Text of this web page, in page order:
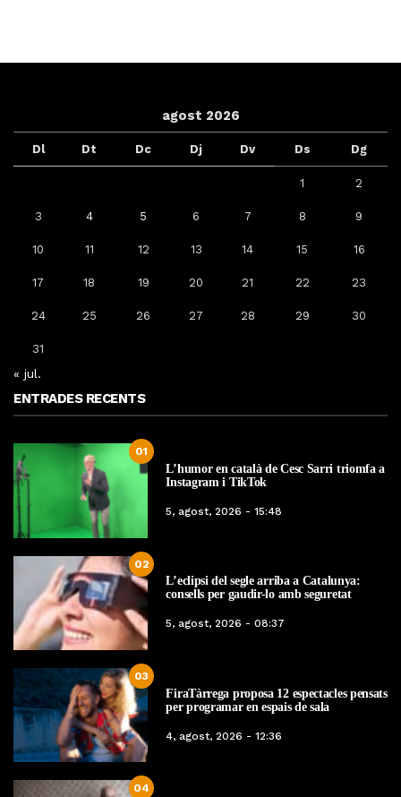
agost 2026
Dl Dt Dc Dj Dv Ds Dg
1 2
3 4 5 6 7 8 9
10 11 12 13 14 15 16
17 18 19 20 21 22 23
24 25 26 27 28 29 30
31
« jul.
ENTRADES RECENTS
01
L’humor en català de Cesc Sarri triomfa a
Instagram i TikTok
5, agost, 2026 - 15:48
02
L’eclipsi del segle arriba a Catalunya:
consells per gaudir-lo amb seguretat
5, agost, 2026 - 08:37
03
FiraTàrrega proposa 12 espectacles pensats
per programar en espais de sala
4, agost, 2026 - 12:36
04